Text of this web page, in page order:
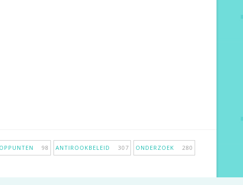
98 ANTIROOKBELEID 307 ONDERZOEK 280